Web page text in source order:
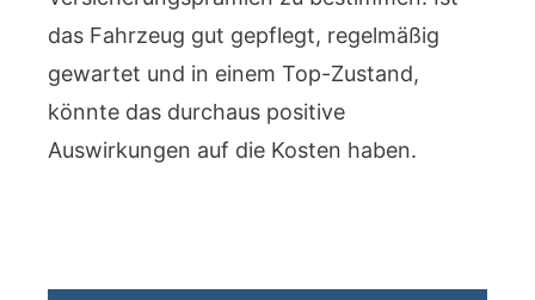
das Fahrzeug gut gepflegt, regelmäßig
gewartet und in einem Top-Zustand,
könnte das durchaus positive
Auswirkungen auf die Kosten haben.